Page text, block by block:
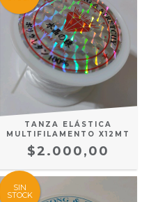
TANZA ELÁSTICA
MULTIFILAMENTO X12MT
$2.000,00
SIN
STOCK